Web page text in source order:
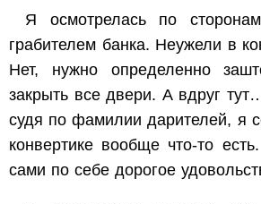
Я осмотрелась по
грабителем банка. Неужели в
Нет, нужно определенно
закрыть все двери. А вдруг
судя по фамилии дарителей, я
конвертике вообще что-то
сами по себе дорогое